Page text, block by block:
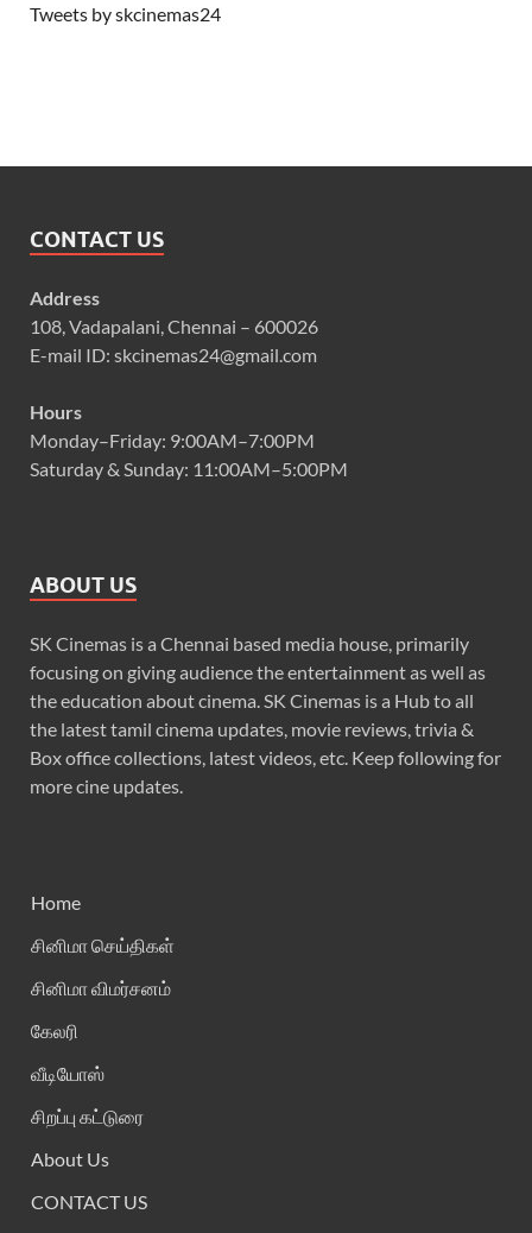
Tweets by skcinemas24
CONTACT US
Address
108, Vadapalani, Chennai – 600026
E-mail ID: skcinemas24@gmail.com
Hours
Monday–Friday: 9:00AM–7:00PM
Saturday & Sunday: 11:00AM–5:00PM
ABOUT US
SK Cinemas is a Chennai based media house, primarily
focusing on giving audience the entertainment as well as
the education about cinema. SK Cinemas is a Hub to all
the latest tamil cinema updates, movie reviews, trivia &
Box office collections, latest videos, etc. Keep following for
more cine updates.
Home
சினிமா செய்திகள்
சினிமா விமர்சனம்
கேலரி
வீடியோஸ்
சிறப்பு கட்டுரை
About Us
CONTACT US